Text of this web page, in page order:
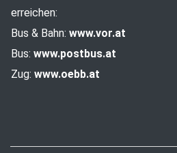
erreichen:
Bus & Bahn: www.vor.at
Bus: www.postbus.at
Zug: www.oebb.at